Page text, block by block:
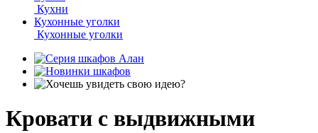
Кухни
Кухонные уголки
Кухонные уголки
Кровати с выдвижными